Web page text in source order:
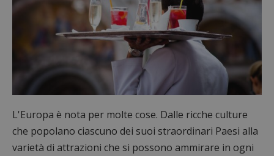
L'Europa è nota per molte cose. Dalle ricche culture
che popolano ciascuno dei suoi straordinari Paesi alla
varietà di attrazioni che si possono ammirare in ogni